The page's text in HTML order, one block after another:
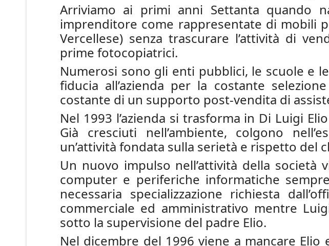
Arriviamo ai primi anni Settanta quando
imprenditore come rappresentate di mobili
Vercellese) senza trascurare l’attività di
prime fotocopiatrici.
Numerosi sono gli enti pubblici, le scuole e
fiducia all’azienda per la costante
costante di un supporto post-vendita di
Nel 1993 l’azienda si trasforma in Di Luigi
Già cresciuti nell’ambiente, colgono
un’attività fondata sulla serietà e rispetto del
Un nuovo impulso nell’attività della società
computer e periferiche informatiche
necessaria specializzazione richiesta
commerciale ed amministrativo mentre
sotto la supervisione del padre Elio.
Nel dicembre del 1996 viene a mancare